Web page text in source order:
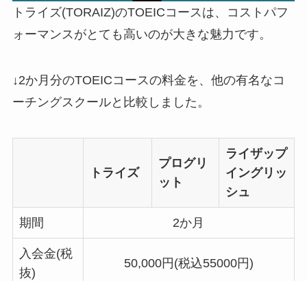
トライズ(TORAIZ)のTOEICコースは、コストパフ
ォーマンスがとても高いのが大きな魅力です。
↓2か月分のTOEICコースの料金を、他の有名なコ
ーチングスクールと比較しました。
トライズ
プログリ
ット
ライザップ
イングリッ
シュ
期間 2か月
入会金(税
抜)
50,000円(税込55000円)